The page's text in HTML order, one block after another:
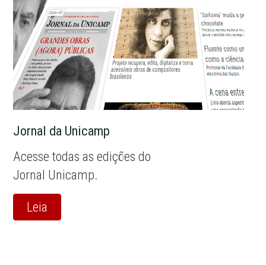
Jornal da Unicamp
Acesse todas as edições do
Jornal Unicamp.
Leia